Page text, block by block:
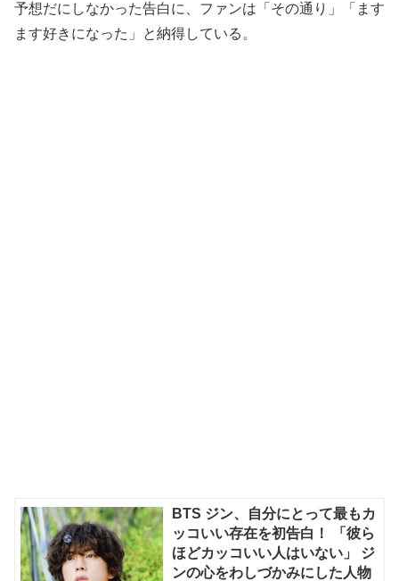
予想だにしなかった告白に、ファンは「その通り」「ます
ます好きになった」と納得している。
BTS ジン、自分にとって最もカ
ッコいい存在を初告白！ 「彼ら
ほどカッコいい人はいない」 ジ
ンの心をわしづかみにした人物